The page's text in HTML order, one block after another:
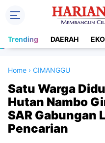
Trending DAERAH
Home › CIMANGGU
Satu Warga
Hutan Nambo
SAR Gabungan
Pencarian